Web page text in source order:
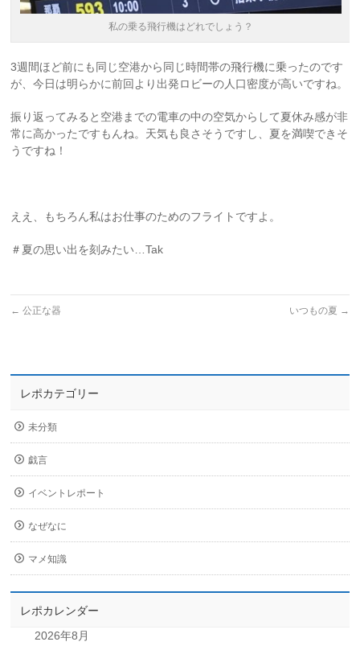
私の乗る飛行機はどれでしょう？
3週間ほど前にも同じ空港から同じ時間帯の飛行機に乗ったのです
が、今日は明らかに前回より出発ロビーの人口密度が高いですね。
振り返ってみると空港までの電車の中の空気からして夏休み感が非
常に高かったですもんね。天気も良さそうですし、夏を満喫できそ
うですね！
ええ、もちろん私はお仕事のためのフライトですよ。
＃夏の思い出を刻みたい…Tak
← 公正な器 いつもの夏 →
レポカテゴリー
未分類
戯言
イベントレポート
なぜなに
マメ知識
レポカレンダー
2026年8月